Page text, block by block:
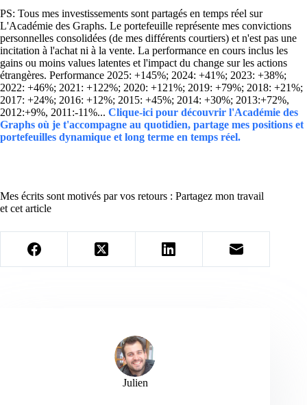
PS: Tous mes investissements sont partagés en temps réel sur
L'Académie des Graphs. Le portefeuille représente mes convictions
personnelles consolidées (de mes différents courtiers) et n'est pas une
incitation à l'achat ni à la vente. La performance en cours inclus les
gains ou moins values latentes et l'impact du change sur les actions
étrangères. Performance 2025: +145%; 2024: +41%; 2023: +38%;
2022: +46%; 2021: +122%; 2020: +121%; 2019: +79%; 2018: +21%;
2017: +24%; 2016: +12%; 2015: +45%; 2014: +30%; 2013:+72%,
2012:+9%, 2011:-11%... Clique-ici pour découvrir l'Académie des
Graphs où je t'accompagne au quotidien, partage mes positions et
portefeuilles dynamique et long terme en temps réel.
Mes écrits sont motivés par vos retours : Partagez mon travail
et cet article
Julien